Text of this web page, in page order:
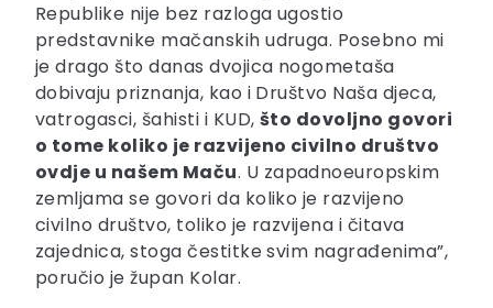
Republike nije bez razloga ugostio
predstavnike mačanskih udruga. Posebno mi
je drago što danas dvojica nogometaša
dobivaju priznanja, kao i Društvo Naša djeca,
vatrogasci, šahisti i KUD, što dovoljno govori
o tome koliko je razvijeno civilno društvo
ovdje u našem Maču. U zapadnoeuropskim
zemljama se govori da koliko je razvijeno
civilno društvo, toliko je razvijena i čitava
zajednica, stoga čestitke svim nagrađenima”,
poručio je župan Kolar.